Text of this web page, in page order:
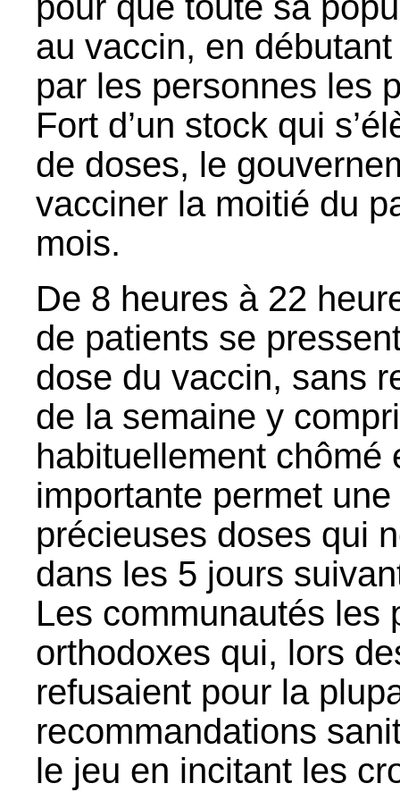
au vaccin, en
par les personnes les
Fort d’un stock qui
de doses, le
vacciner la moitié du
mois.
De 8 heures à 22
de patients se
dose du vaccin, sans
de la semaine y
habituellement
importante permet
précieuses doses qui
dans les 5 jours
Les communautés les
orthodoxes qui, lors
refusaient pour la
recommandations
le jeu en incitant les